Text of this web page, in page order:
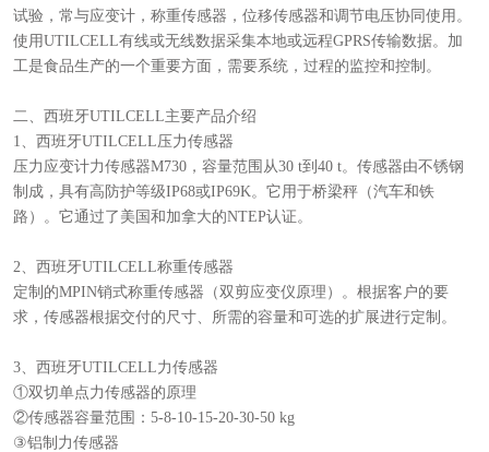
试验，常与应变计，称重传感器，位移传感器和调节电压协同使用。
使用UTILCELL有线或无线数据采集本地或远程GPRS传输数据。加
工是食品生产的一个重要方面，需要系统，过程的监控和控制。
二、西班牙UTILCELL主要产品介绍
1、西班牙UTILCELL压力传感器
压力应变计力传感器M730，容量范围从30 t到40 t。传感器由不锈钢
制成，具有高防护等级IP68或IP69K。它用于桥梁秤（汽车和铁
路）。它通过了美国和加拿大的NTEP认证。
2、西班牙UTILCELL称重传感器
定制的MPIN销式称重传感器（双剪应变仪原理）。根据客户的要
求，传感器根据交付的尺寸、所需的容量和可选的扩展进行定制。
3、西班牙UTILCELL力传感器
①双切单点力传感器的原理
②传感器容量范围：5-8-10-15-20-30-50 kg
③铝制力传感器